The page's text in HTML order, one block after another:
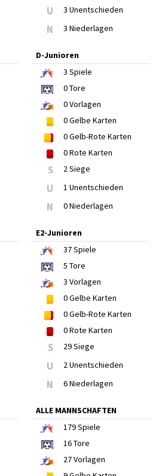
U 3 Unentschieden
N 3 Niederlagen
D-Junioren
3 Spiele
0Tore
0Vorlagen
0Gelbe Karten
0Gelb-Rote Karten
0Rote Karten
S 2 Siege
U 1 Unentschieden
N 0 Niederlagen
E2-Junioren
37Spiele
5 Tore
3 Vorlagen
0Gelbe Karten
0Gelb-Rote Karten
0Rote Karten
S 29 Siege
U 2 Unentschieden
N 6 Niederlagen
ALLE MANNSCHAFTEN
179Spiele
16Tore
27Vorlagen